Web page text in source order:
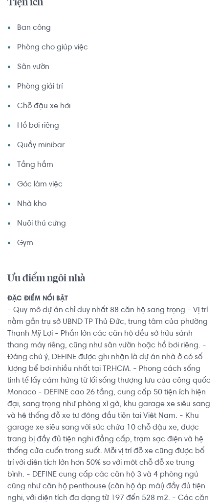
Tiện ích
Ban công
Phòng cho giúp việc
Sân vườn
Phòng giải trí
Chỗ đậu xe hơi
Hồ bơi riêng
Quầy minibar
Tầng hầm
Góc làm việc
Nhà kho
Nuôi thú cưng
Gym
Ưu điểm ngôi nhà
ĐẶC ĐIỂM NỔI BẬT
- Quy mô dự án chỉ duy nhất 88 căn hộ sang trọng - Vị trí
nằm gần trụ sở UBND TP Thủ Đức, trung tâm của phường
Thạnh Mỹ Lợi - Phần lớn các căn hộ đều sở hữu sảnh
thang máy riêng, cũng như sân vườn hoặc hồ bơi riêng. -
Đáng chú ý, DEFINE được ghi nhận là dự án nhà ở có số
lượng bể bơi nhiều nhất tại TP.HCM. - Phong cách sống
tinh tế lấy cảm hứng từ lối sống thượng lưu của công quốc
Monaco - DEFINE cao 26 tầng, cung cấp 50 tiện ích hiện
đại, sang trọng như phòng xì gà, khu garage xe siêu sang
và hệ thống đỗ xe tự động đầu tiên tại Việt Nam. - Khu
garage xe siêu sang với sức chứa 10 chỗ đậu xe, được
trang bị đầy đủ tiện nghi đẳng cấp, trạm sạc điện và hệ
thống cửa cuốn trong suốt. Mỗi vị trí đỗ xe cũng được bố
trí với diện tích lớn hơn 50% so với một chỗ đỗ xe trung
bình. - DEFINE cung cấp các căn hộ 3 và 4 phòng ngủ
cũng như căn hộ penthouse (căn hộ áp mái) đầy đủ tiện
nghi, với diện tích đa dạng từ 197 đến 528 m2. - Các căn